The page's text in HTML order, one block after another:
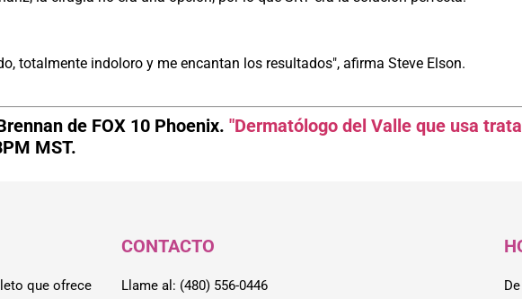
totalmente indoloro y me encantan los resultados", afirma Steve Elson.
de FOX 10 Phoenix. "Dermatólogo del Valle que usa
MST.
que ofrece
CONTACTO
Llame al: (480) 556-0446